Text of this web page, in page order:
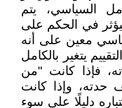
السياسي، يتم
في الحكم على
معين على أنه
يتغير بالكامل
فإذا كانت "من
حدته، وإذا كانت
دليلًا على سوء